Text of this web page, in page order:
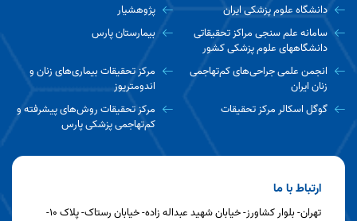
دانشگاه علوم پزشکی ایران
پژوهشیار
سامانه علم سنجی مراکز تحقیقاتی
دانشگاههای علوم پزشکی کشور
بیمارستان پارس
انجمن علمی جراحی‌های کم‌تهاجمی
زنان ایران
مرکز تحقیقات بیماری‌های زنان و
اندومتریوز
گوگل اسکالر مرکز تحقیقات
مرکز تحقیقات روش‌های پیشرفته و
کم‌تهاجمی پزشکی پارس
ارتباط با ما
تهران- بلوار کشاورز- خیابان شهید عبداله زاده- خیابان رستاک- پلاک 10-